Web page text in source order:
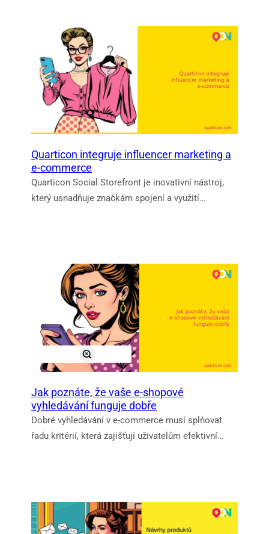
Quarticon integruje influencer marketing a
e-commerce
Quarticon Social Storefront je inovativní nástroj,
který usnadňuje značkám spojení a využití…
Jak poznáte, že vaše e‑shopové
vyhledávání funguje dobře
Dobré vyhledávání v e‑commerce musí splňovat
řadu kritérií, která zajišťují uživatelům efektivní…